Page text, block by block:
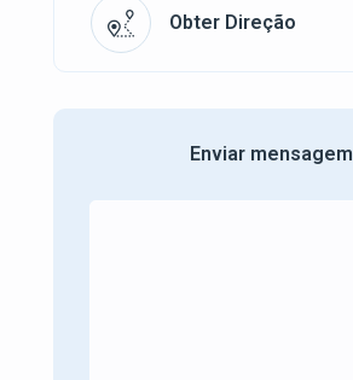
Obter Direção
Enviar mensagem